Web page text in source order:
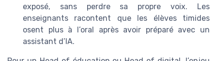
exposé, sans perdre sa propre voix. Les
enseignants racontent que les élèves timides
osent plus à l’oral après avoir préparé avec un
assistant d’IA.